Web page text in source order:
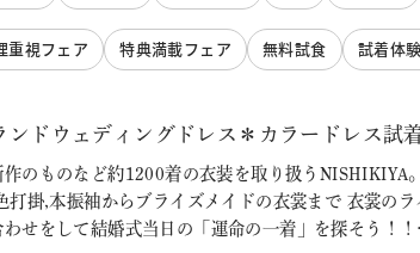
重視フェア 特典満載フェア 無料試食 試着体
ンドウェディングドレス＊カラードレス試
のものなど約1200着の衣装を取り扱う
打掛,本振袖からブライズメイドの衣裳まで 衣裳の
わせをして結婚式当日の「運命の一着」を探そう！